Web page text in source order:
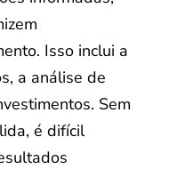
Isso inclui a
a análise de
Sem
é difícil